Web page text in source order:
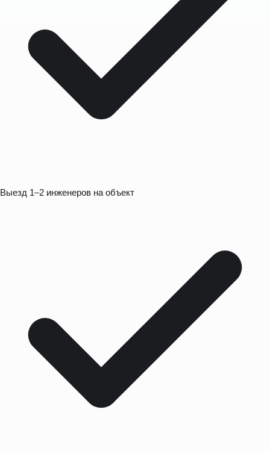
Выезд 1–2 инженеров на объект